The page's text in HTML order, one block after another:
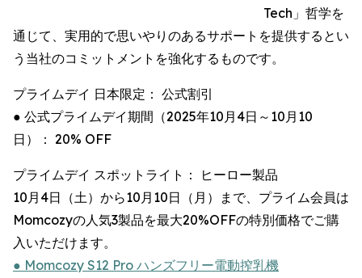
Tech」哲学を
通じて、実用的で思いやりのあるサポートを提供するとい
う当社のコミットメントを強化するものです。
プライムデイ 日本限定： 公式割引
● 公式プライムデイ期間（2025年10月4日～10月10
日）： 20% OFF
プライムデイ スポットライト： ヒーロー製品
10月4日（土）から10月10日（月）まで、プライム会員は
Momcozyの人気3製品を最大20%OFFの特別価格でご購
入いただけます。
● Momcozy S12 Pro ハンズフリー電動搾乳機